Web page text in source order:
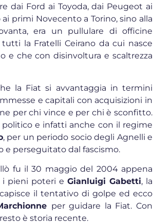
dai Ford ai Toyoda, dai Peugeot ai
primi Novecento a Torino, sino alla
era un pullulare di officine
la Fratelli Ceirano da cui nasce
e che con disinvoltura e scaltrezza
la Fiat si avvantaggia in termini
e capitali con acquisizioni in
per chi vince e per chi è sconfitto.
e infatti anche con il regime
, per un periodo socio degli Agnelli e
perseguitato dal fascismo.
fu il 30 maggio del 2004 appena
i pieni poteri e Gianluigi Gabetti, la
il tentativo di golpe ed ecco
per guidare la Fiat. Con
è storia recente.